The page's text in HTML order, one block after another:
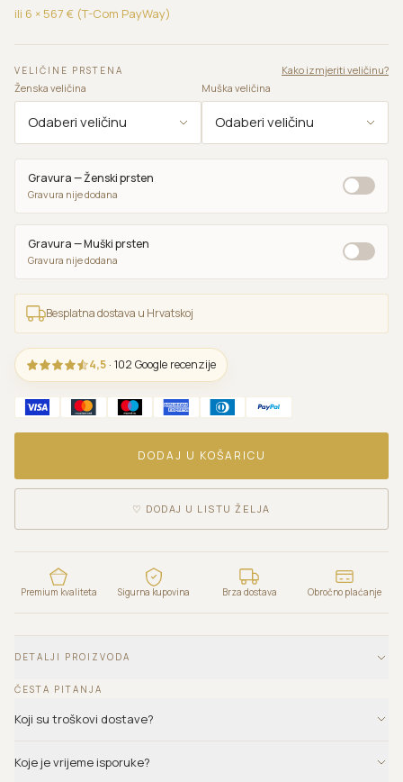
ili 6 × 567 € (T-Com PayWay)
VELIČINE PRSTENA
Kako izmjeriti veličinu?
Ženska veličina
Muška veličina
Gravura — Ženski prsten
Gravura nije dodana
Gravura — Muški prsten
Gravura nije dodana
Besplatna dostava u Hrvatskoj
4,5 · 102 Google recenzije
DODAJ U KOŠARICU
♡ DODAJ U LISTU ŽELJA
Premium kvaliteta Sigurna kupovina Brza dostava Obročno plaćanje
DETALJI PROIZVODA
ČESTA PITANJA
Koji su troškovi dostave?
Koje je vrijeme isporuke?